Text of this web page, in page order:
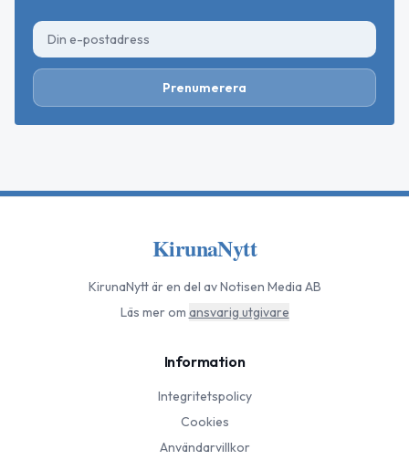
Prenumerera
KirunaNytt
KirunaNyttär en del av Notisen Media AB
Läs mer om ansvarig utgivare
Information
Integritetspolicy
Cookies
Användarvillkor